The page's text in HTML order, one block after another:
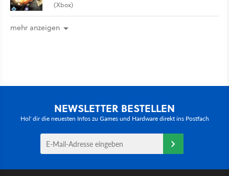
(Xbox)
mehr anzeigen
NEWSLETTER BESTELLEN
Hol' dir die neuesten Infos zu Games und Hardware direkt ins Postfach